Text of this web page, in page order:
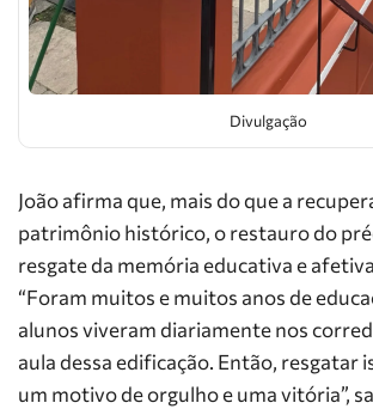
Divulgação
João afirma que, mais do que a
patrimônio histórico, o restauro do
resgate da memória educativa e
“Foram muitos e muitos anos de
alunos viveram diariamente nos
aula dessa edificação. Então, resgatar
um motivo de orgulho e uma vitória”,